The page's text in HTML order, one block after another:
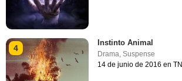
4
Instinto Animal
Drama,Suspense
14 de junio de 2016 en